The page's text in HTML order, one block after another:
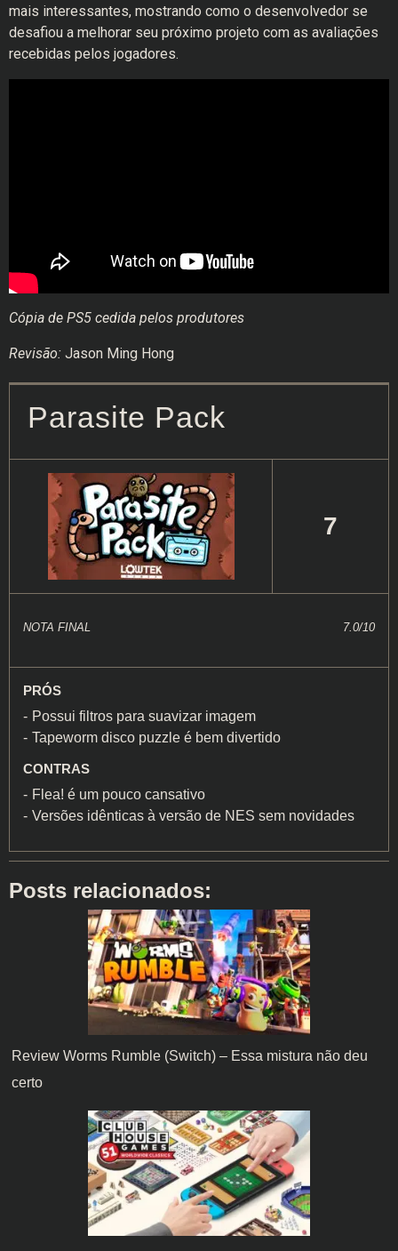
mais interessantes, mostrando como o desenvolvedor se
desafiou a melhorar seu próximo projeto com as avaliações
recebidas pelos jogadores.
Cópia de PS5 cedida pelos produtores
Revisão: Jason Ming Hong
Parasite Pack
7
NOTA FINAL 7.0/10
PRÓS
Possui filtros para suavizar imagem
Tapeworm disco puzzle é bem divertido
CONTRAS
Flea! é um pouco cansativo
Versões idênticas à versão de NES sem novidades
Posts relacionados:
Review Worms Rumble (Switch) – Essa mistura não deu
certo